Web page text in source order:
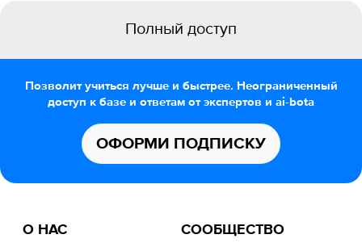
Полный доступ
Позволит учиться лучше и быстрее. Неограниченный
доступ к базе и ответам от экспертов и ai-bota
ОФОРМИ ПОДПИСКУ
О НАС СООБЩЕСТВО